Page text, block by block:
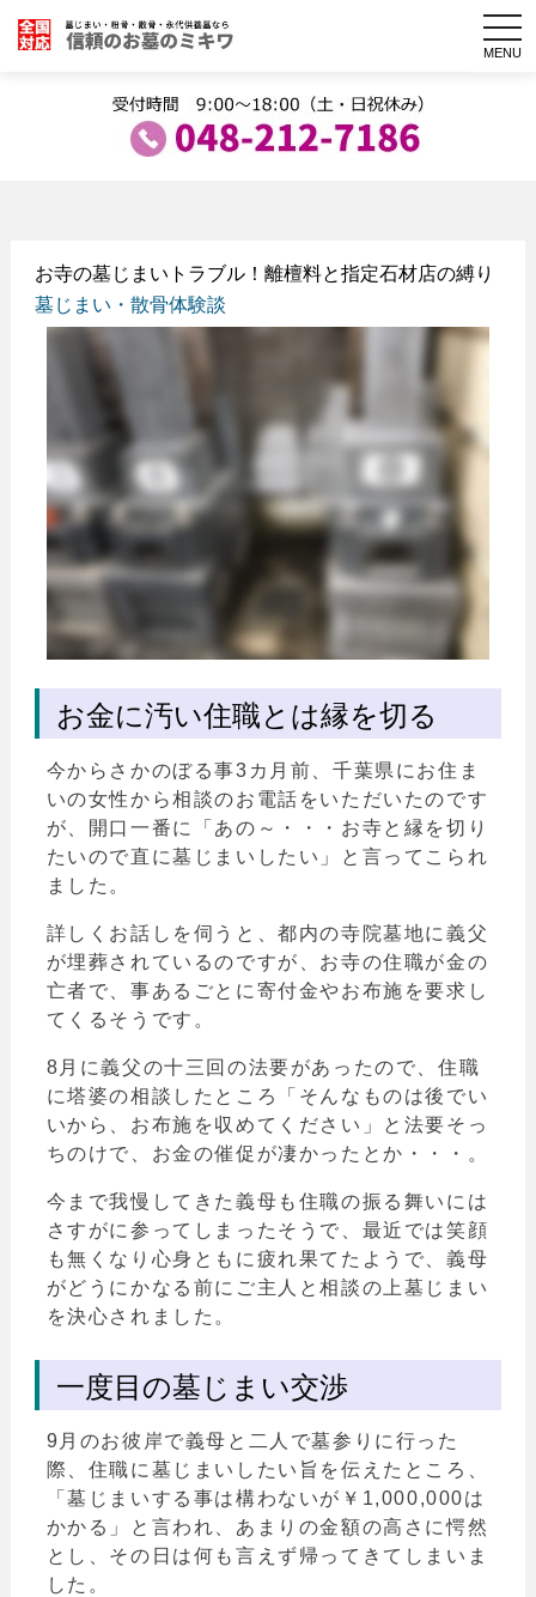
MENU
お寺の墓じまいトラブル！離檀料と指定石材店の縛り
墓じまい・散骨体験談
お金に汚い住職とは縁を切る
今からさかのぼる事3カ月前、千葉県にお住ま
いの女性から相談のお電話をいただいたのです
が、開口一番に「あの～・・・お寺と縁を切り
たいので直に墓じまいしたい」と言ってこられ
ました。
詳しくお話しを伺うと、都内の寺院墓地に義父
が埋葬されているのですが、お寺の住職が金の
亡者で、事あるごとに寄付金やお布施を要求し
てくるそうです。
8月に義父の十三回の法要があったので、住職
に塔婆の相談したところ「そんなものは後でい
いから、お布施を収めてください」と法要そっ
ちのけで、お金の催促が凄かったとか・・・。
今まで我慢してきた義母も住職の振る舞いには
さすがに参ってしまったそうで、最近では笑顔
も無くなり心身ともに疲れ果てたようで、義母
がどうにかなる前にご主人と相談の上墓じまい
を決心されました。
一度目の墓じまい交渉
9月のお彼岸で義母と二人で墓参りに行った
際、住職に墓じまいしたい旨を伝えたところ、
「墓じまいする事は構わないが￥1,000,000は
かかる」と言われ、あまりの金額の高さに愕然
とし、その日は何も言えず帰ってきてしまいま
した。